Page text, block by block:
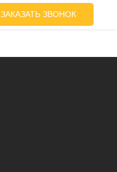
ЗАКАЗАТЬ ЗВОНОК